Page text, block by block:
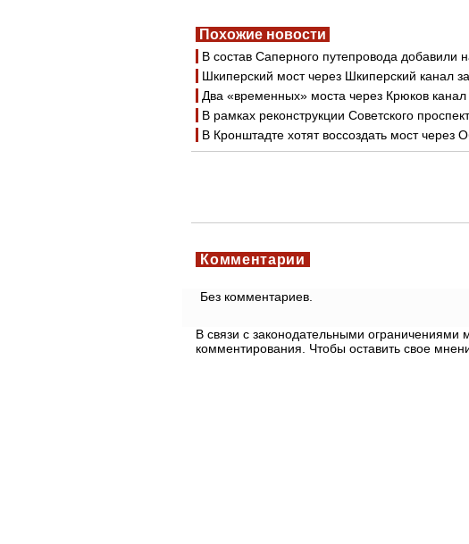
Похожие новости
В состав Саперного путепровода добавили
Шкиперский мост через Шкиперский канал
Два «временных» моста через Крюков
В рамках реконструкции Советского
В Кронштадте хотят воссоздать мост через
Комментарии
Без комментариев.
В связи с законодательными
комментирования. Чтобы оставить свое